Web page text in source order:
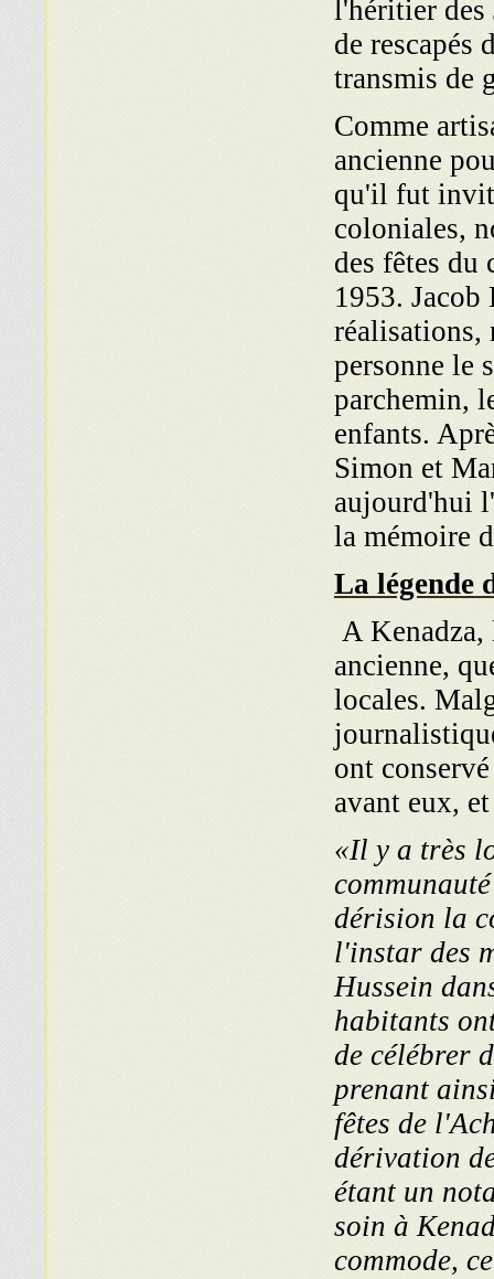
l'héritier des
de rescapés
transmis de
Comme
ancienne
qu'il fut
coloniales,
des fêtes du
1953.
réalisations,
personne le
parchemin,
enfants.
Simon et
aujourd'hui
la mémoire
La légende
A Kenadza,
ancienne,
locales.
ont
avant eux,
«Il y a très
dérision la
l'instar des
Hussein
habitants
de célébrer
prenant
fêtes de
dérivation
étant un
soin à
commode,